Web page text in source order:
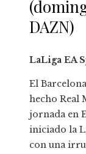
DAZN)
LaLiga EA
El
hecho Real
jornada en
iniciado la
con una